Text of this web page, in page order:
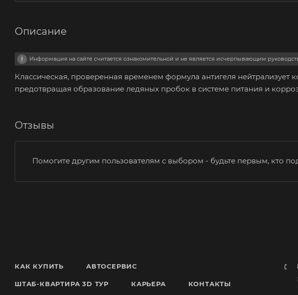
Описание
Информация на сайте считается ознакомительной и не является исчерпывающим
Классическая, проверенная временем формула антигеля нейтрализует
предотвращая образование ледяных пробок в системе питания и
Отзывы
Помогите другим пользователям с выбором - будьте первым, кто
КАК КУПИТЬ АВТОСЕРВИС
ШТАБ-КВАРТИРА 3D ТУР КАРЬЕРА КОНТАКТЫ